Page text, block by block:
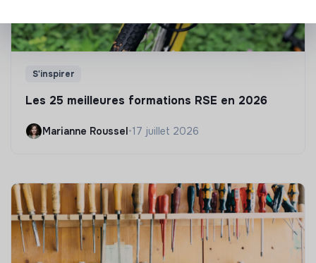
S'inspirer
Les 25 meilleures formations RSE en 2026
Marianne Roussel•17 juillet 2026